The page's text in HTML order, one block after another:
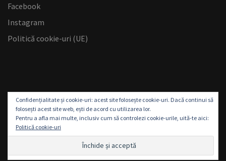
Facebook
Instagram
Politică cookie-uri (UE)
Confidențialitate și cookie-uri: acest site folosește cookie-uri. Dacă continui să
folosești acest site web, ești de acord cu utilizarea lor.
Pentru a afla mai multe, inclusiv cum să controlezi cookie-urile, uită-te aici:
Politică cookie-uri